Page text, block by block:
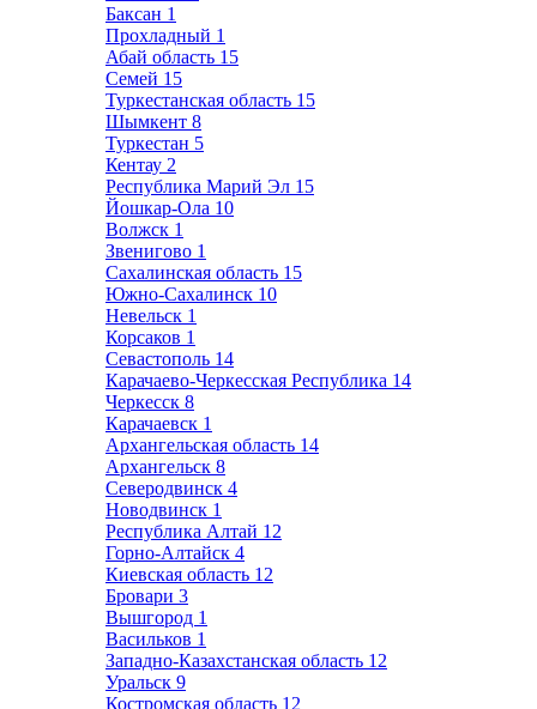
Баксан 1
Прохладный 1
Абай область 15
Семей 15
Туркестанская область 15
Шымкент 8
Туркестан 5
Кентау 2
Республика Марий Эл 15
Йошкар-Ола 10
Волжск 1
Звенигово 1
Сахалинская область 15
Южно-Сахалинск 10
Невельск 1
Корсаков 1
Севастополь 14
Карачаево-Черкесская Республика 14
Черкесск 8
Карачаевск 1
Архангельская область 14
Архангельск 8
Северодвинск 4
Новодвинск 1
Республика Алтай 12
Горно-Алтайск 4
Киевская область 12
Бровари 3
Вышгород 1
Васильков 1
Западно-Казахстанская область 12
Уральск 9
Костромская область 12